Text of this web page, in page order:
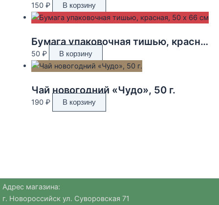
150 ₽ В корзину
Бумага упаковочная тишью, красная, 50 х 66 см
50 ₽ В корзину
Чай новогодний «Чудо», 50 г.
190 ₽ В корзину
Адрес магазина:
г. Новороссийск ул. Суворовская 71